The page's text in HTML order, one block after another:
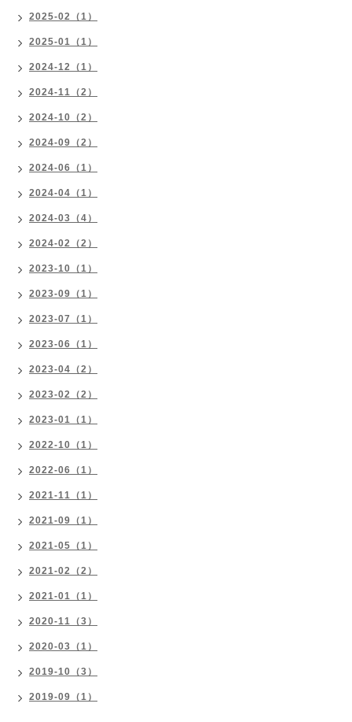
2025-02（1）
2025-01（1）
2024-12（1）
2024-11（2）
2024-10（2）
2024-09（2）
2024-06（1）
2024-04（1）
2024-03（4）
2024-02（2）
2023-10（1）
2023-09（1）
2023-07（1）
2023-06（1）
2023-04（2）
2023-02（2）
2023-01（1）
2022-10（1）
2022-06（1）
2021-11（1）
2021-09（1）
2021-05（1）
2021-02（2）
2021-01（1）
2020-11（3）
2020-03（1）
2019-10（3）
2019-09（1）